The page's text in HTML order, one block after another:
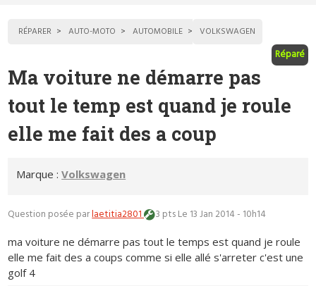
RÉPARER AUTO-MOTO AUTOMOBILE VOLKSWAGEN
Réparé
Ma voiture ne démarre pas
tout le temp est quand je roule
elle me fait des a coup
Marque :Volkswagen
Question posée parlaetitia2801 3 ptsLe 13 Jan 2014 - 10h14
ma voiture ne démarre pas tout le temps est quand je roule
elle me fait des a coups comme si elle allé s'arreter c'est une
golf 4